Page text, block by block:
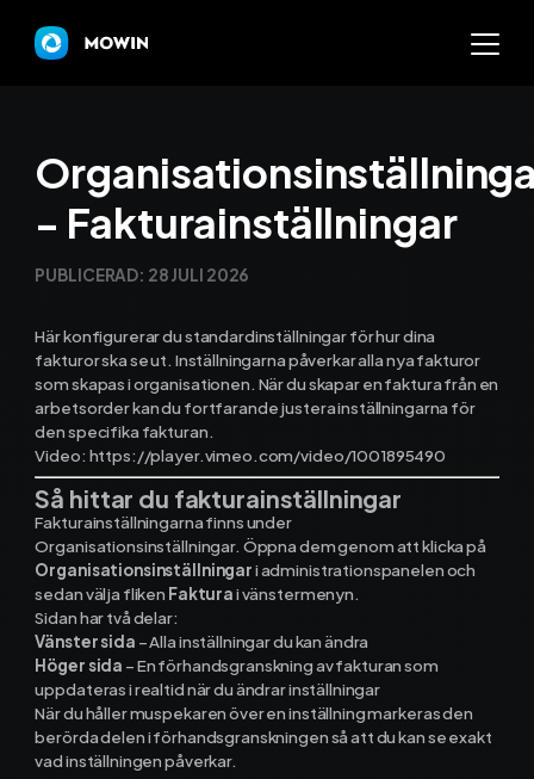
Varför Mowin?
Priser
Nyheter
Prova Mowin 30 DAGAR
Kalkylatorer
Ekonomisystem
Fortnox
Spiris
- Fakturainställningar
PUBLICERAD: 28 JULI 2026
Här konfigurerar du standardinställningar för hur dina
fakturor ska se ut. Inställningarna påverkar alla nya fakturor
som skapas i organisationen. När du skapar en faktura från en
arbetsorder kan du fortfarande justera inställningarna för
den specifika fakturan.
Video: https://player.vimeo.com/video/1001895490
Så hittar du fakturainställningar
Fakturainställningarna finns under
Organisationsinställningar. Öppna dem genom att klicka på
Organisationsinställningari administrationspanelen och
sedan välja fliken Fakturai vänstermenyn.
Sidan har två delar:
Vänster sida – Alla inställningar du kan ändra
Höger sida – En förhandsgranskning av fakturan som
uppdateras i realtid när du ändrar inställningar
När du håller muspekaren över en inställning markeras den
berörda delen i förhandsgranskningen så att du kan se exakt
vad inställningen påverkar.